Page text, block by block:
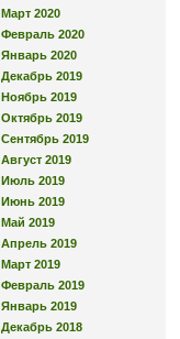
Март 2020
Февраль 2020
Январь 2020
Декабрь 2019
Ноябрь 2019
Октябрь 2019
Сентябрь 2019
Август 2019
Июль 2019
Июнь 2019
Май 2019
Апрель 2019
Март 2019
Февраль 2019
Январь 2019
Декабрь 2018